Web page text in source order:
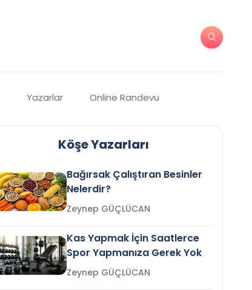
Yazarlar Online Randevu
Köşe Yazarları
Bağırsak Çalıştıran Besinler
Nelerdir?
Zeynep GÜÇLÜCAN
Kas Yapmak İçin Saatlerce
Spor Yapmanıza Gerek Yok
Zeynep GÜÇLÜCAN